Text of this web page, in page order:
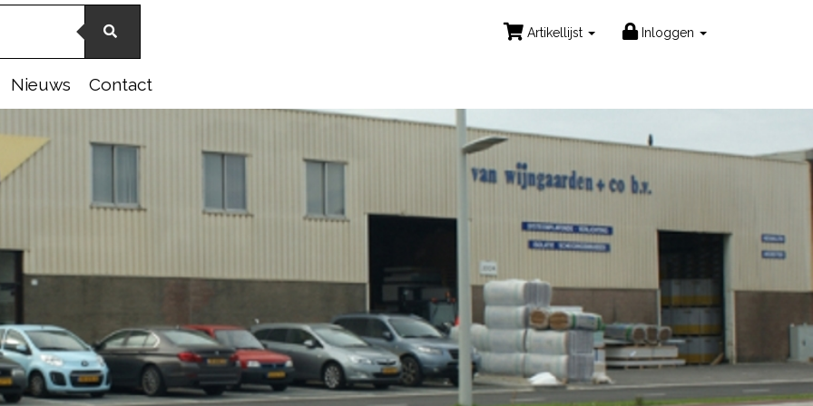
Artikellijst Inloggen
Nieuws Contact